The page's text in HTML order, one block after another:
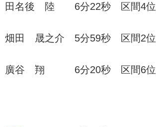
田名後 陸 6分22秒 区間4位
畑田 晟之介 5分59秒 区間2位
廣谷 翔 6分20秒 区間6位